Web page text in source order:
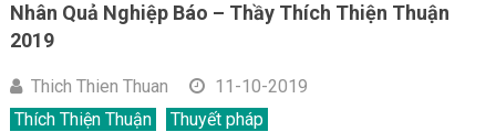
Nhân Quả Nghiệp Báo – Thầy Thích Thiện Thuận
2019
Thich Thien Thuan
11-10-2019
Thích Thiện Thuận
Thuyết pháp